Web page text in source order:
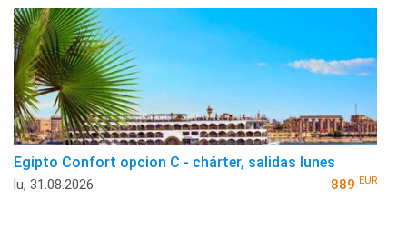
Egipto Confort opcion C - chárter, salidas lunes
lu, 31.08.2026 889 EUR